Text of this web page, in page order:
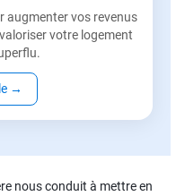
augmenter vos revenus
votre logement
→
nous conduit à mettre en